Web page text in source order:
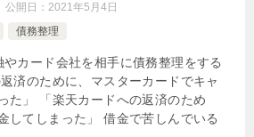
公開日： 2021年5月4日
債務整理
カード会社を相手に債務整理をする
済のために、マスターカードでキャ
た」 「楽天カードへの返済のため
してしまった」 借金で苦しんでいる